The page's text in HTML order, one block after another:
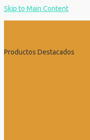
Skip to Main Content
Productos Destacados